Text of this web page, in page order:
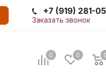
+7 (919) 281-
Заказать звонок
0 0